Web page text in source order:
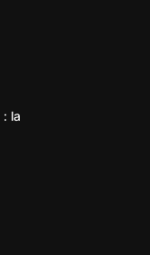
la